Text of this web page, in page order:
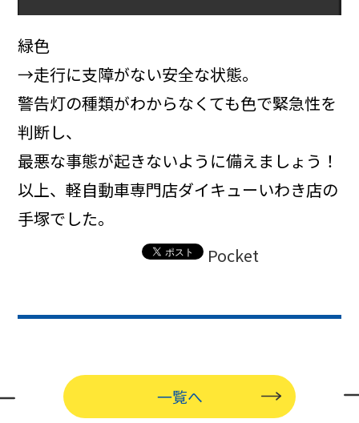
緑色
→走行に支障がない安全な状態。
警告灯の種類がわからなくても色で緊急性を
判断し、
最悪な事態が起きないように備えましょう！
以上、軽自動車専門店ダイキューいわき店の
手塚でした。
Pocket
一覧へ